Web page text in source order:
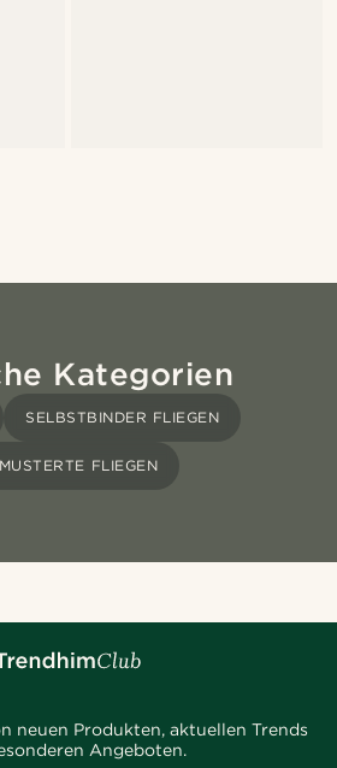
Kategorien
SELBSTBINDER FLIEGEN
FLIEGEN
neuen Produkten, aktuellen Trends
Angeboten.